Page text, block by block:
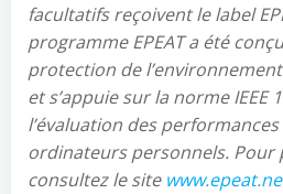
facultatifs reçoivent le label
programme EPEAT a été
protection de l’environnement
et s’appuie sur la norme IEEE
l’évaluation des
ordinateurs personnels. Pour
consultez le site